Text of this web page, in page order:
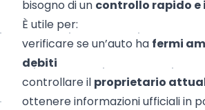
bisogno di un controllo rapido
È utile per:
verificare se un’auto ha fermi
debiti
controllare il proprietario
ottenere informazioni ufficiali in